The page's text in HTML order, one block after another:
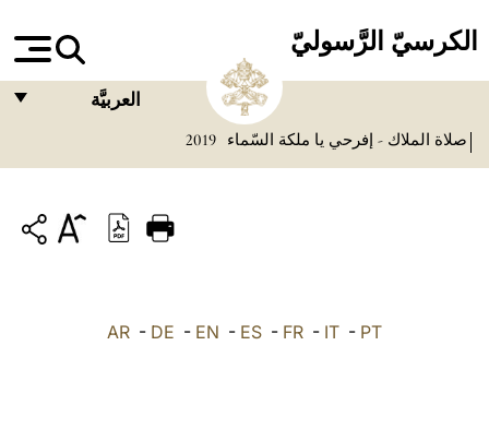
الكرسيّ الرَّسوليّ
العربيَّة
ITALIANO
صلاة الملاك - إفرحي يا ملكة السّماء 2019
AR - DE - EN - ES - FR - IT - PT